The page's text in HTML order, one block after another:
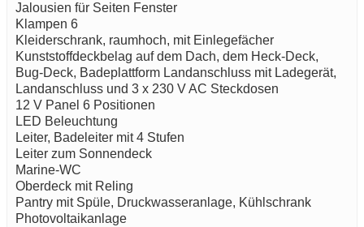
Jalousien für Seiten Fenster
Klampen 6
Kleiderschrank, raumhoch, mit Einlegefächer
Kunststoffdeckbelag auf dem Dach, dem Heck-Deck,
Bug-Deck, Badeplattform Landanschluss mit Ladegerät,
Landanschluss und 3 x 230 V AC Steckdosen
12 V Panel 6 Positionen
LED Beleuchtung
Leiter, Badeleiter mit 4 Stufen
Leiter zum Sonnendeck
Marine-WC
Oberdeck mit Reling
Pantry mit Spüle, Druckwasseranlage, Kühlschrank
Photovoltaikanlage